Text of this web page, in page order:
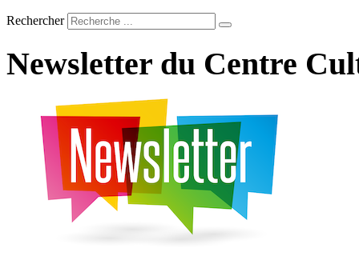
Rechercher
Newsletter du Centre